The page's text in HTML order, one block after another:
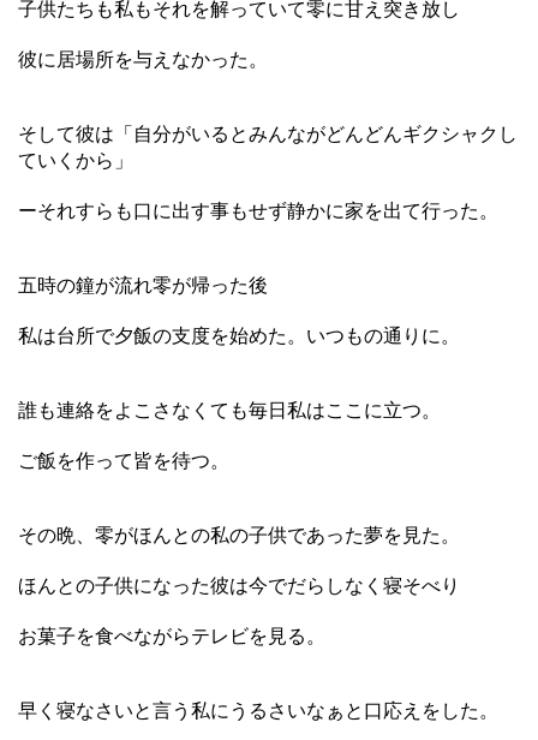
子供たちも私もそれを解っていて零に甘え突き放し
彼に居場所を与えなかった。
そして彼は「自分がいるとみんながどんどんギクシャクし
ていくから」
ーそれすらも口に出す事もせず静かに家を出て行った。
五時の鐘が流れ零が帰った後
私は台所で夕飯の支度を始めた。いつもの通りに。
誰も連絡をよこさなくても毎日私はここに立つ。
ご飯を作って皆を待つ。
その晩、零がほんとの私の子供であった夢を見た。
ほんとの子供になった彼は今でだらしなく寝そべり
お菓子を食べながらテレビを見る。
早く寝なさいと言う私にうるさいなぁと口応えをした。